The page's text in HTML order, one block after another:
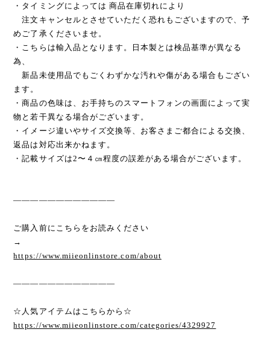
・タイミングによっては 商品在庫切れにより
注文キャンセルとさせていただく恐れもございますので、予
めご了承くださいませ。
・こちらは輸入品となります。日本製とは検品基準が異なる
為、
新品未使用品でもごくわずかな汚れや傷がある場合もござい
ます。
・商品の色味は、お手持ちのスマートフォンの画面によって実
物と若干異なる場合がございます。
・イメージ違いやサイズ交換等、お客さまご都合による交換、
返品は対応出来かねます。
・記載サイズは2〜４㎝程度の誤差がある場合がございます。
————————————
ご購入前にこちらをお読みください
→
https://www.miieonlinstore.com/about
————————————
☆人気アイテムはこちらから☆
https://www.miieonlinstore.com/categories/4329927